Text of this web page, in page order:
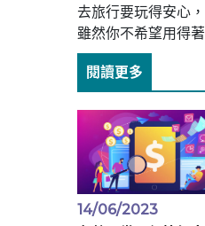
去旅行要玩得安心
雖然你不希望用得
閱讀更多
14/06/2023